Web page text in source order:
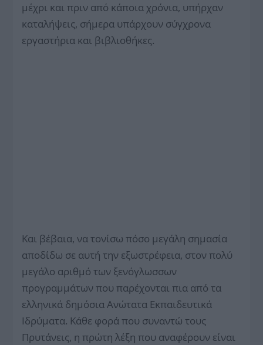
μέχρι και πριν από κάποια χρόνια, υπήρχαν
καταλήψεις, σήμερα υπάρχουν σύγχρονα
εργαστήρια και βιβλιοθήκες.
Και βέβαια, να τονίσω πόσο μεγάλη σημασία
αποδίδω σε αυτή την εξωστρέφεια, στον πολύ
μεγάλο αριθμό των ξενόγλωσσων
προγραμμάτων που παρέχονται πια από τα
ελληνικά δημόσια Ανώτατα Εκπαιδευτικά
Ιδρύματα. Κάθε φορά που συναντώ τους
Πρυτάνεις, η πρώτη λέξη που αναφέρουν είναι